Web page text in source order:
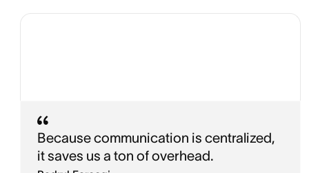
Because communication is centralized,
it saves us a ton of overhead.